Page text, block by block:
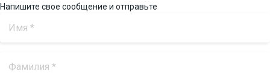
Напишите свое сообщение и отправьте